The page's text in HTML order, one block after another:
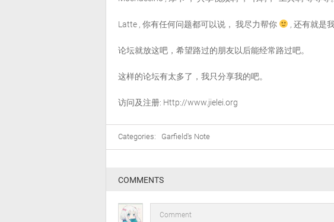
Latte , 你有任何问题都可以说， 我尽力帮你 , 还有就是
论坛就放这吧，希望路过的朋友以后能经常路过吧。
这样的论坛有太多了，我只分享我的吧。
访问及注册: Http://www.jielei.org
Categories: Garfield's Note
COMMENTS